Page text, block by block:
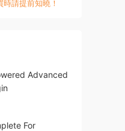
請提前知曉！
Advanced
For